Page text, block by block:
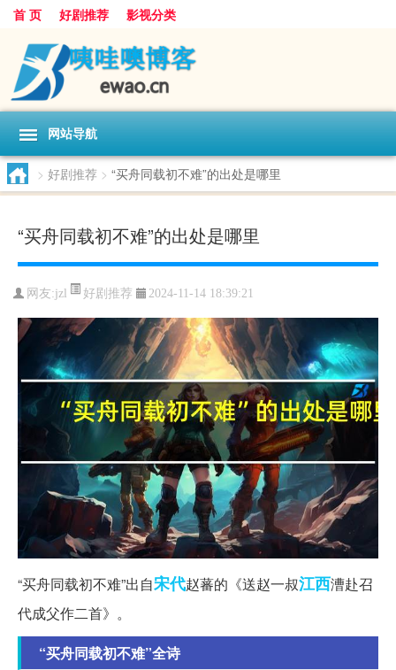
首 页 好剧推荐 影视分类
网站导航
> 好剧推荐 > “买舟同载初不难”的出处是哪里
“买舟同载初不难”的出处是哪里
网友:jzl 好剧推荐 2024-11-14 18:39:21
“买舟同载初不难”出自宋代赵蕃的《送赵一叔江西漕赴召
代成父作二首》。
“买舟同载初不难”全诗